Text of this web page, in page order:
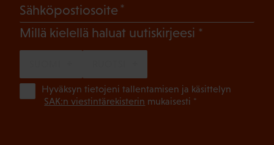
Sähköpostiosoite
Millä kielellä haluat uutiskirjeesi (Pakollinen)
Hyväksyn tietojeni tallentamisen ja käsittelyn
SAK:n viestintärekisterin mukaisesti *